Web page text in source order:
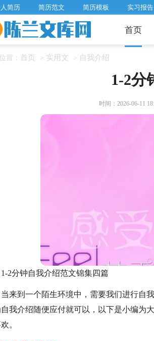
简历 简历范文 简历模板 实习报告
首页
置： 首页 > 实用文 > 自我介绍
1-2分
时间：2026-06-11
1-2分钟自我介绍范文锦集四篇
当来到一个陌生环境中，需要我们进行自
我介绍随便应付就可以，以下是小编为
。